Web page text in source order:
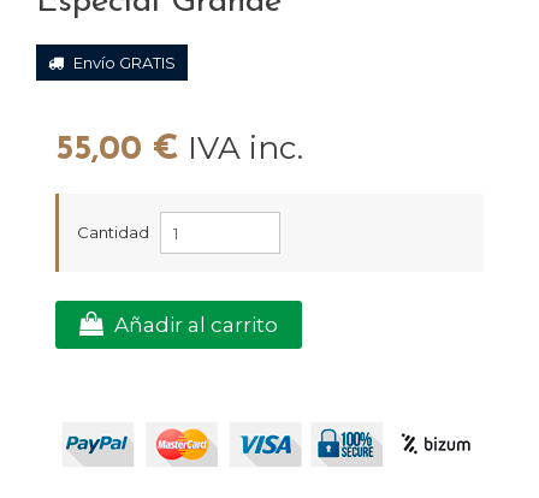
Envío GRATIS
55,00 € IVA inc.
Cantidad
Añadir al carrito